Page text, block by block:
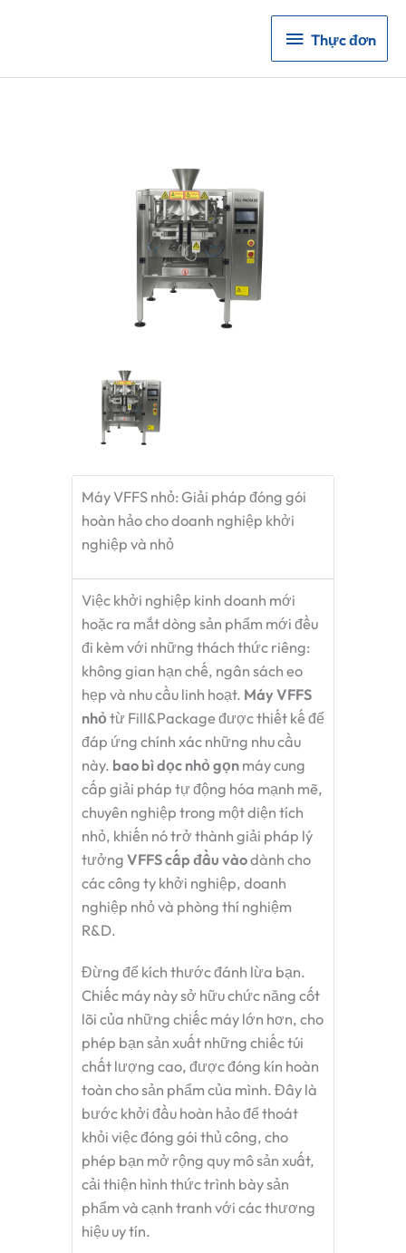
Thực
đơn
Thực đơn
Máy VFFS nhỏ: Giải pháp đóng gói
hoàn hảo cho doanh nghiệp khởi
nghiệp và nhỏ
Việc khởi nghiệp kinh doanh mới
hoặc ra mắt dòng sản phẩm mới đều
đi kèm với những thách thức riêng:
không gian hạn chế, ngân sách eo
hẹp và nhu cầu linh hoạt. Máy VFFS
nhỏ từ Fill&Package được thiết kế để
đáp ứng chính xác những nhu cầu
này. bao bì dọc nhỏ gọn máy cung
cấp giải pháp tự động hóa mạnh mẽ,
chuyên nghiệp trong một diện tích
nhỏ, khiến nó trở thành giải pháp lý
tưởng VFFS cấp đầu vàodành cho
các công ty khởi nghiệp, doanh
nghiệp nhỏ và phòng thí nghiệm
R&D.
Đừng để kích thước đánh lừa bạn.
Chiếc máy này sở hữu chức năng cốt
lõi của những chiếc máy lớn hơn, cho
phép bạn sản xuất những chiếc túi
chất lượng cao, được đóng kín hoàn
toàn cho sản phẩm của mình. Đây là
bước khởi đầu hoàn hảo để thoát
khỏi việc đóng gói thủ công, cho
phép bạn mở rộng quy mô sản xuất,
cải thiện hình thức trình bày sản
phẩm và cạnh tranh với các thương
hiệu uy tín.